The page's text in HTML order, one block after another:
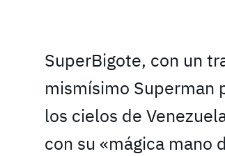
SuperBigote, con un
mismísimo Superman
los cielos de
con su «mágica mano